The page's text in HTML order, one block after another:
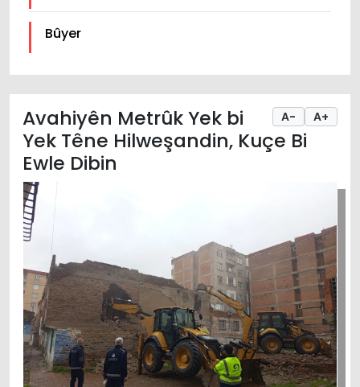
Bûyer
A- A+
Avahiyên Metrûk Yek bi
Yek Têne Hilweşandin, Kuçe Bi
Ewle Dibin